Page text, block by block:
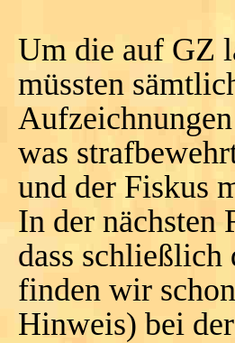
Um die auf GZ
müssten
was
und der Fiskus
In der nächsten
dass schließlich
finden wir
Hinweis) bei